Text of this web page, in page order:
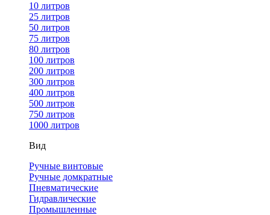
10 литров
25 литров
50 литров
75 литров
80 литров
100 литров
200 литров
300 литров
400 литров
500 литров
750 литров
1000 литров
Вид
Ручные винтовые
Ручные домкратные
Пневматические
Гидравлические
Промышленные